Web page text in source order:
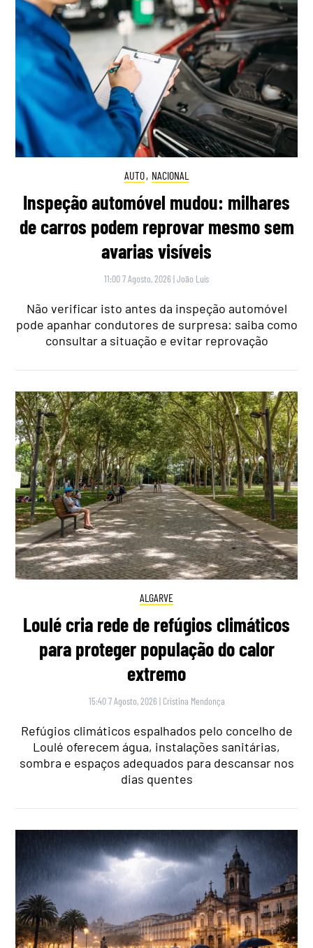
AUTO, NACIONAL
Inspeção automóvel mudou: milhares
de carros podem reprovar mesmo sem
avarias visíveis
11:00 7 Agosto, 2026 |João Luís
Não verificar isto antes da inspeção automóvel
pode apanhar condutores de surpresa: saiba como
consultar a situação e evitar reprovação
ALGARVE
Loulé cria rede de refúgios climáticos
para proteger população do calor
extremo
15:40 7 Agosto, 2026 | Cristina Mendonça
Refúgios climáticos espalhados pelo concelho de
Loulé oferecem água, instalações sanitárias,
sombra e espaços adequados para descansar nos
dias quentes